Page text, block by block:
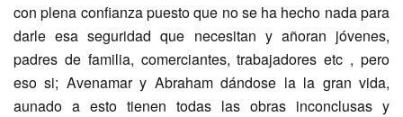
con plena confianza puesto que no se ha hecho nada para
darle esa seguridad que necesitan y añoran jóvenes,
padres de familia, comerciantes, trabajadores etc , pero
eso si; Avenamar y Abraham dándose la la gran vida,
aunado a esto tienen todas las obras inconclusas y